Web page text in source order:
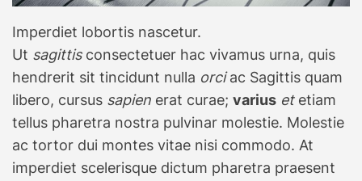
Imperdiet lobortis nascetur.
Ut sagittisconsectetuer hac vivamus urna, quis
hendrerit sit tincidunt nulla orciac Sagittis quam
libero, cursus sapien erat curae; varius etetiam
tellus pharetra nostra pulvinar molestie. Molestie
ac tortor dui montes vitae nisi commodo. At
imperdiet scelerisque dictum pharetra praesent